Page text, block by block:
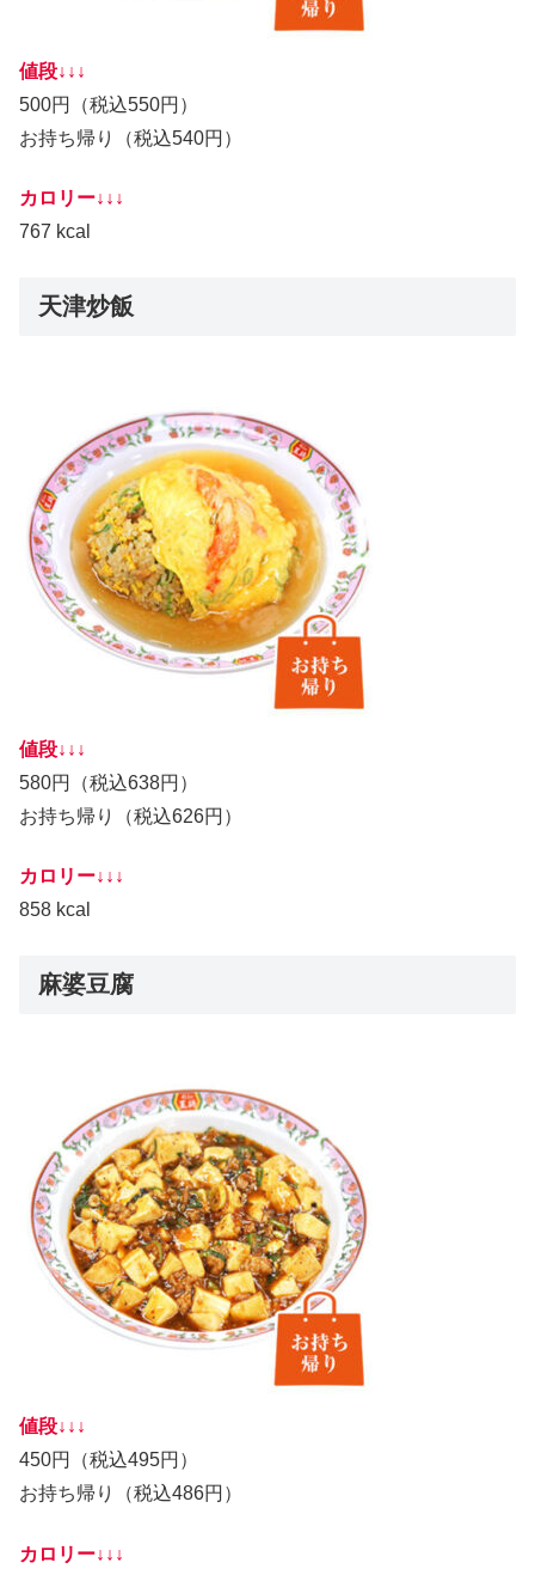
値段↓↓↓
500円（税込550円）
お持ち帰り（税込540円）
カロリー↓↓↓
767 kcal
天津炒飯
値段↓↓↓
580円（税込638円）
お持ち帰り（税込626円）
カロリー↓↓↓
858 kcal
麻婆豆腐
値段↓↓↓
450円（税込495円）
お持ち帰り（税込486円）
カロリー↓↓↓